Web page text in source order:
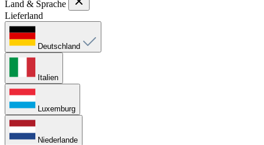
Land & Sprache
Lieferland
Deutschland
Italien
Luxemburg
Niederlande